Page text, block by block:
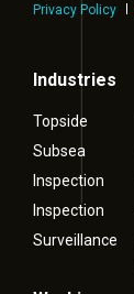
Privacy Policy
Industries
Topside
Subsea
Inspection
Inspection
Surveillance